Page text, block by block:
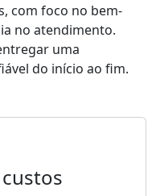
com foco no bem-
no atendimento.
uma
do início ao fim.